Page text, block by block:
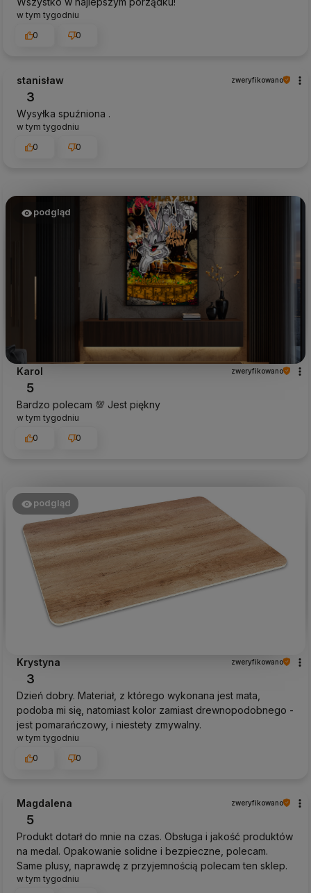
w tym tygodniu
0
0
stanisław zweryfikowano
3
Wysyłka spuźniona .
w tym tygodniu
0
0
podgląd
Karol zweryfikowano
5
Bardzo polecam 💯 Jest piękny
w tym tygodniu
0
0
podgląd
Krystyna zweryfikowano
3
Dzień dobry. Materiał, z którego wykonana jest mata,
podoba mi się, natomiast kolor zamiast drewnopodobnego -
jest pomarańczowy, i niestety zmywalny.
w tym tygodniu
0
0
Magdalena zweryfikowano
5
Produkt dotarł do mnie na czas. Obsługa i jakość produktów
na medal. Opakowanie solidne i bezpieczne, polecam.
Same plusy, naprawdę z przyjemnością polecam ten sklep.
w tym tygodniu